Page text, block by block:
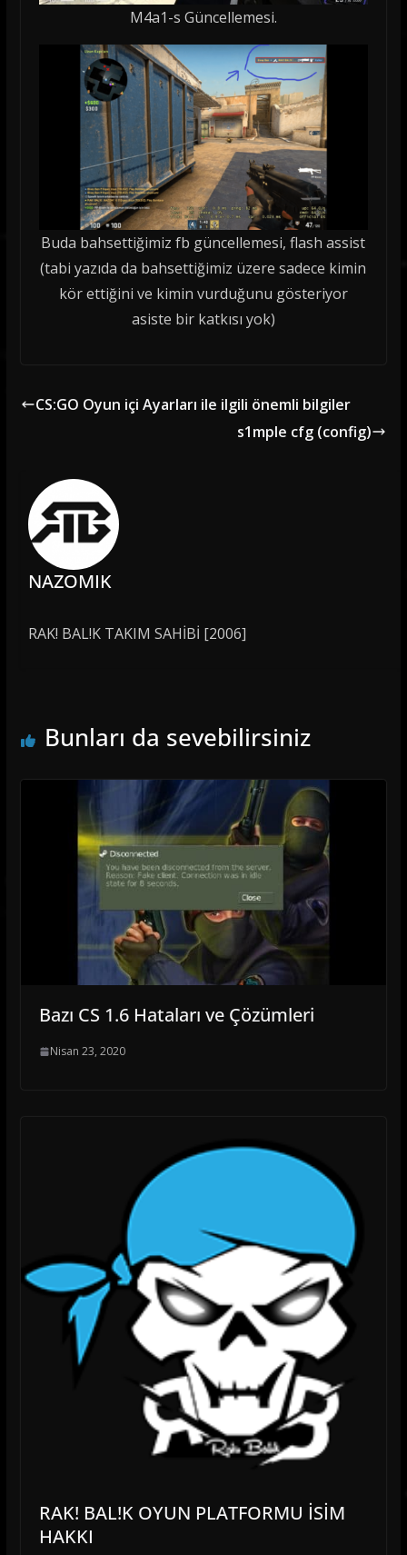
M4a1-s Güncellemesi.
Buda bahsettiğimiz fb güncellemesi, flash assist
(tabi yazıda da bahsettiğimiz üzere sadece kimin
kör ettiğini ve kimin vurduğunu gösteriyor
asiste bir katkısı yok)
CS:GO Oyun içi Ayarları ile ilgili önemli bilgiler
s1mple cfg (config)
NAZOMIK
RAK! BAL!K TAKIM SAHİBİ [2006]
Bunları da sevebilirsiniz
Bazı CS 1.6 Hataları ve Çözümleri
Nisan 23, 2020
RAK! BAL!K OYUN PLATFORMU İSİM
HAKKI